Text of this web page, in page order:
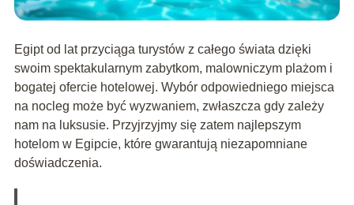
Egipt od lat przyciąga turystów z całego świata dzięki
swoim spektakularnym zabytkom, malowniczym plażom i
bogatej ofercie hotelowej. Wybór odpowiedniego miejsca
na nocleg może być wyzwaniem, zwłaszcza gdy zależy
nam na luksusie. Przyjrzyjmy się zatem najlepszym
hotelom w Egipcie, które gwarantują niezapomniane
doświadczenia.